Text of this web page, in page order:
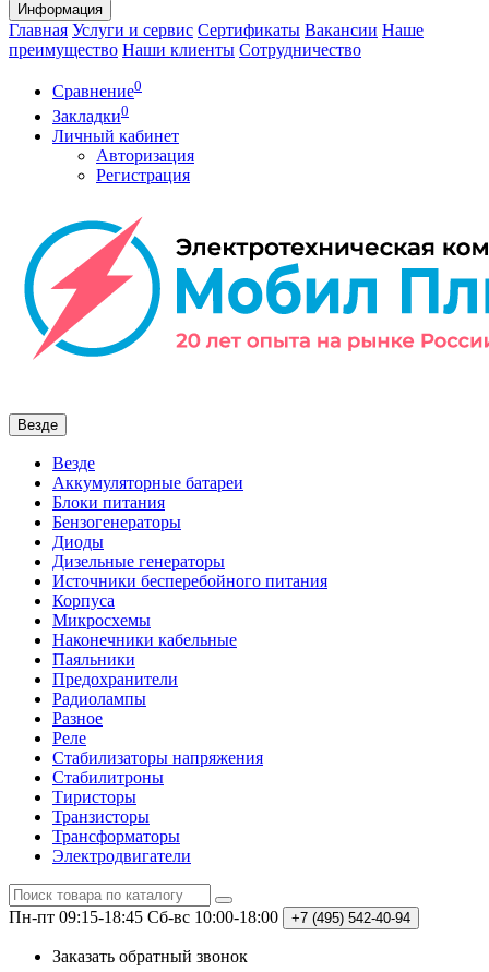
Информация
Главная Услуги и сервис Сертификаты Вакансии Наше
преимущество Наши клиенты Сотрудничество
Сравнение0
Закладки0
Личный кабинет
Авторизация
Регистрация
Везде
Везде
Аккумуляторные батареи
Блоки питания
Бензогенераторы
Диоды
Дизельные генераторы
Источники бесперебойного питания
Корпуса
Микросхемы
Наконечники кабельные
Паяльники
Предохранители
Радиолампы
Разное
Реле
Стабилизаторы напряжения
Стабилитроны
Тиристоры
Транзисторы
Трансформаторы
Электродвигатели
Пн-пт 09:15-18:45 Сб-вс 10:00-18:00 +7 (495) 542-40-94
Заказать обратный звонок